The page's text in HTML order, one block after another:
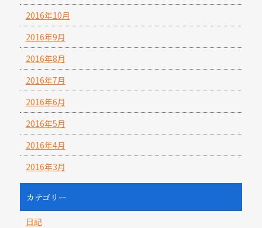
2016年10月
2016年9月
2016年8月
2016年7月
2016年6月
2016年5月
2016年4月
2016年3月
カテゴリー
日記